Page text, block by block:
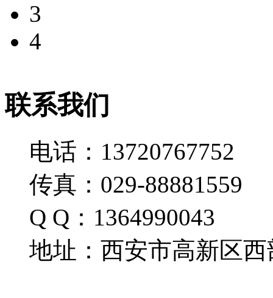
3
4
联系我们
电话：13720767752
传真：029-88881559
Q Q：1364990043
地址：西安市高新区西